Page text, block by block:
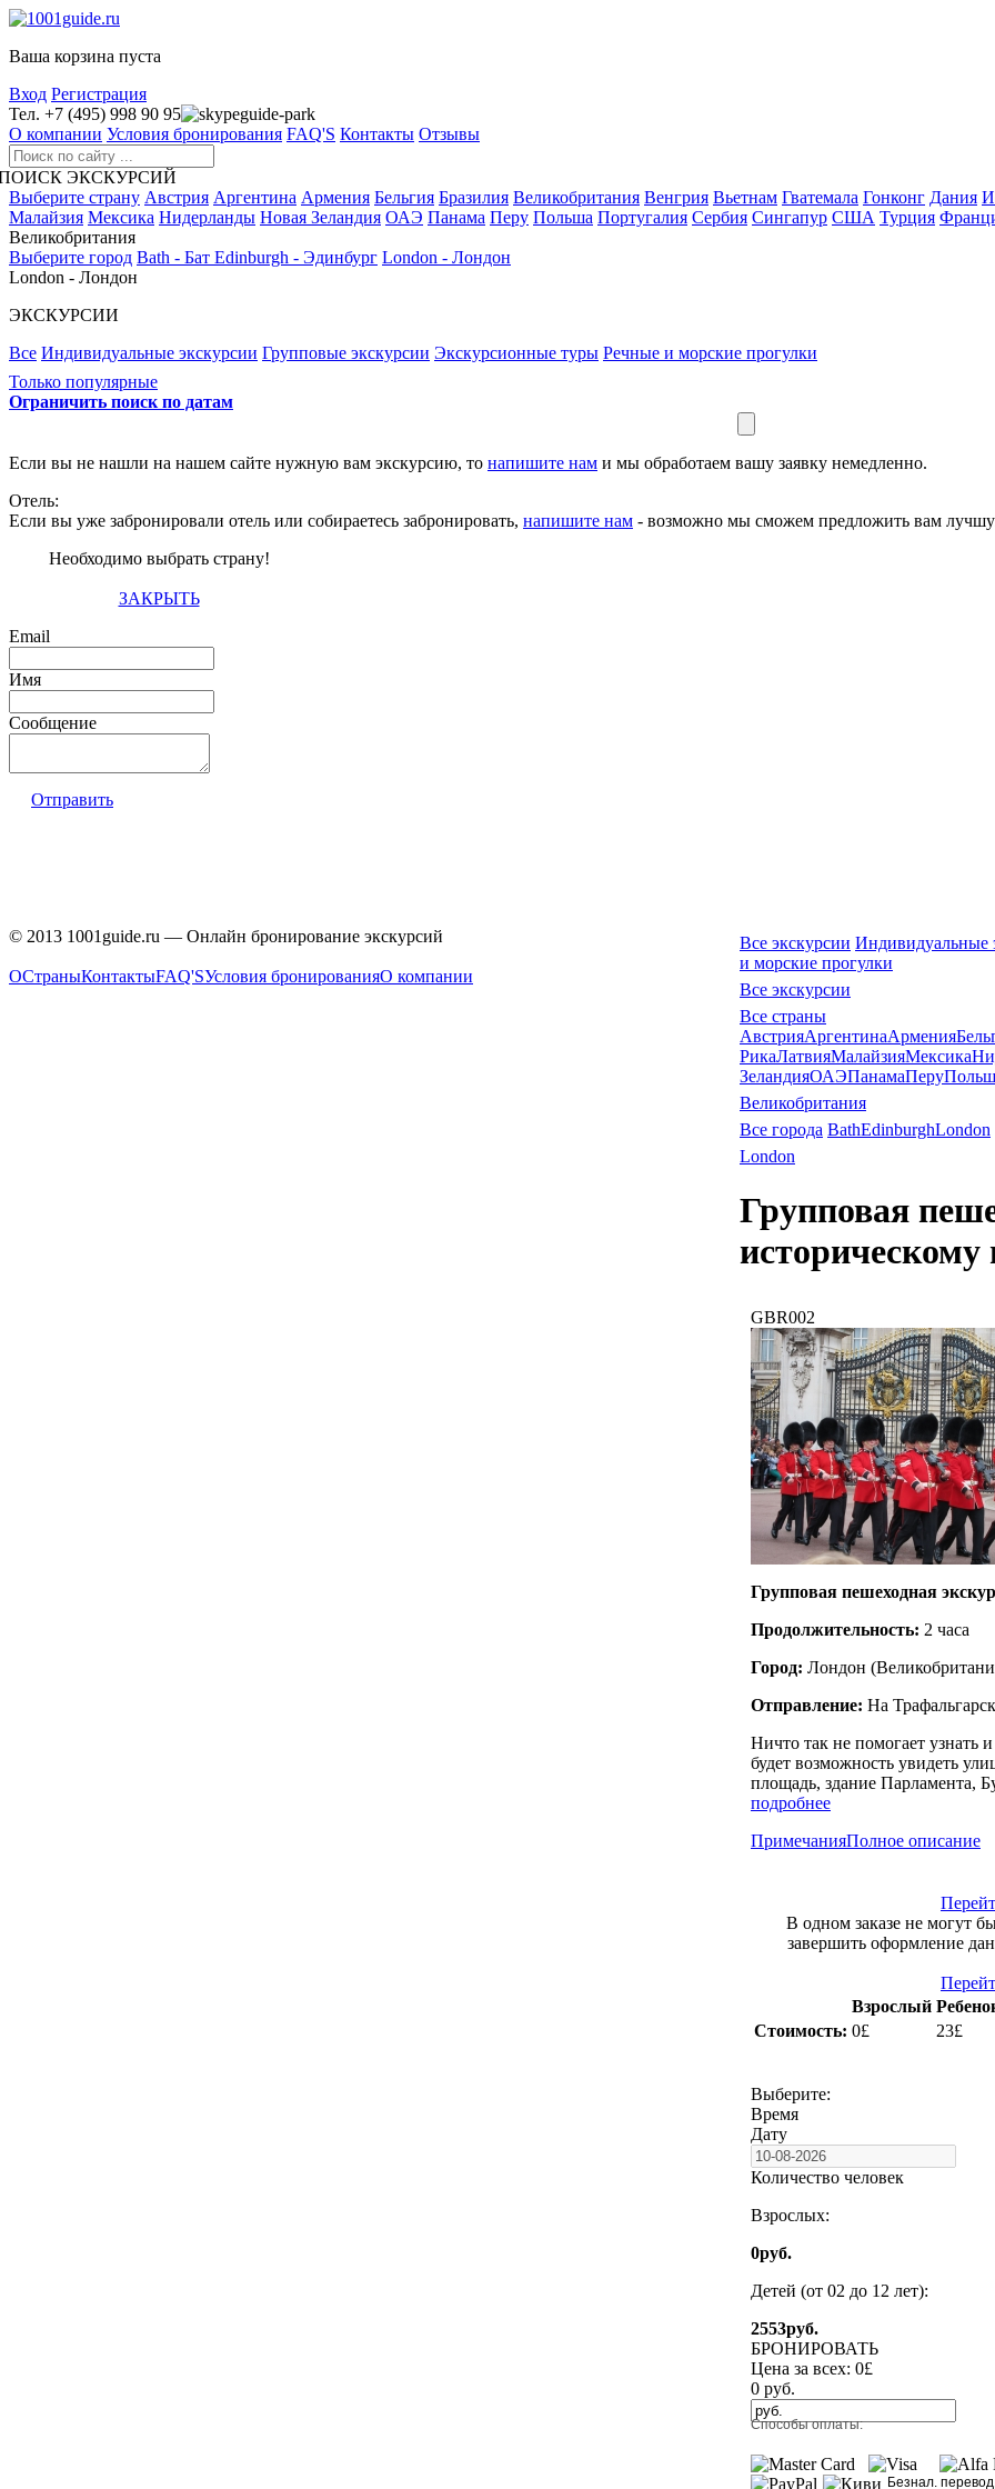
Ваша корзина пуста
Вход Регистрация
Тел. +7 (495) 998 90 95
guide-park
О компании Условия бронирования FAQ'S Контакты Отзывы
ЭКСКУРСИЙ
Выберите страну Австрия Аргентина Армения Бельгия Бразилия Великобритания Венгрия Вьетнам Гватемала Гонконг Дания
Малайзия Мексика Нидерланды Новая Зеландия ОАЭ Панама Перу Польша Португалия Сербия Сингапур США Турция
Великобритания
Выберите город Bath - Бат Edinburgh - Эдинбург London - Лондон
London - Лондон
ЭКСКУРСИИ
Все Индивидуальные экскурсии Групповые экскурсии Экскурсионные туры Речные и морские прогулки
Только популярные
Ограничить поиск по датам
Если вы не нашли на нашем сайте нужную вам экскурсию, то напишите нам и мы обработаем вашу заявку немедленно.
Отель:
Если вы уже забронировали отель или собираетесь забронировать, напишите нам - возможно мы сможем предложить вам
Необходимо выбрать страну!
ЗАКРЫТЬ
Email
Имя
Сообщение
Отправить
Все экскурсии Индивидуальные
и морские прогулки
Все экскурсии
Все страны
АвстрияАргентинаАрмения
РикаЛатвияМалайзияМексика
ЗеландияОАЭПанамаПеру
Великобритания
Все города BathEdinburghLondon
London
Групповая
GBR002
Групповая пешеходная
Продолжительность: 2 часа
Город: Лондон (
Отправление: На
Ничто так не помогает узнать
будет возможность увидеть
площадь, здание Парламента,
подробнее
ПримечанияПолное описание
В одном заказе не могут
завершить оформление
Взрослый
Стоимость: 0£ 23£
Выберите:
Время
Дату
Количество человек
Взрослых:
0руб.
Детей (от 02 до 12 лет):
2553руб.
БРОНИРОВАТЬ
Цена за всех: 0£
0 руб.
Способы оплаты:
Безнал.
© 2013 1001guide.ru — Онлайн бронирование экскурсий
ОСтраныКонтактыFAQ'SУсловия бронированияО компании